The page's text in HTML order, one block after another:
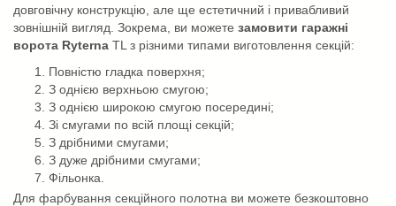
довговічну конструкцію, але ще естетичний і привабливий
зовнішній вигляд. Зокрема, ви можете замовити гаражні
ворота Ryterna TL з різними типами виготовлення секцій:
Повністю гладка поверхня;
З однією верхньою смугою;
З однією широкою смугою посередині;
Зі смугами по всій площі секцій;
З дрібними смугами;
З дуже дрібними смугами;
Фільонка.
Для фарбування секційного полотна ви можете безкоштовно